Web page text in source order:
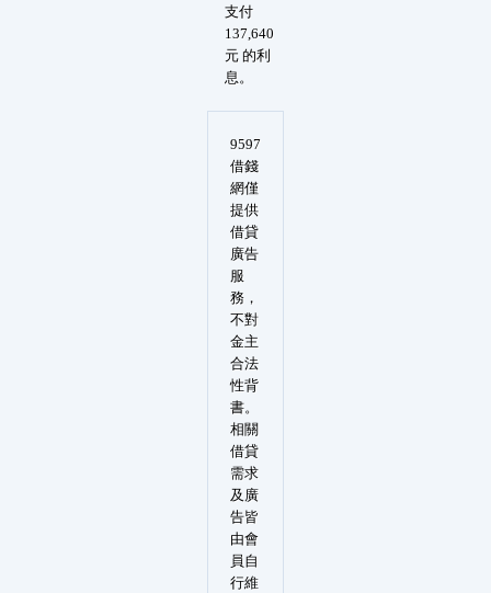
支付
137,640
元 的利
息。
9597
借錢
網僅
提供
借貸
廣告
服
務，
不對
金主
合法
性背
書。
相關
借貸
需求
及廣
告皆
由會
員自
行維